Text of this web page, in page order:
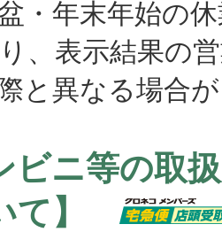
・年末年始の
、表示結果の
異なる場合が
ビニ等の取
て】